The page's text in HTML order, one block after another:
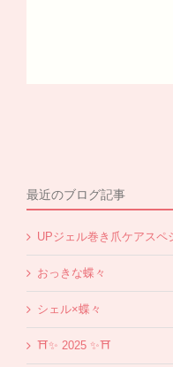
最近のブログ記事
UPジェル巻き爪ケアスペ
おっきな蝶々
シェル×蝶々
⛩✨️ 2025 ✨️⛩